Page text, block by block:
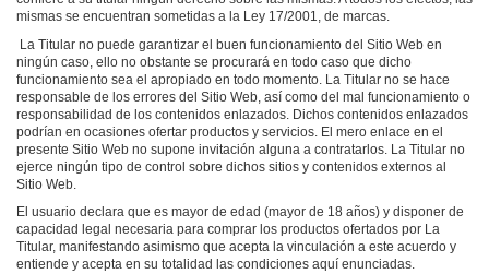
mismas se encuentran sometidas a la Ley 17/2001, de marcas.
La Titular no puede garantizar el buen funcionamiento del Sitio Web en
ningún caso, ello no obstante se procurará en todo caso que dicho
funcionamiento sea el apropiado en todo momento. La Titular no se hace
responsable de los errores del Sitio Web, así como del mal funcionamiento o
responsabilidad de los contenidos enlazados. Dichos contenidos enlazados
podrían en ocasiones ofertar productos y servicios. El mero enlace en el
presente Sitio Web no supone invitación alguna a contratarlos. La Titular no
ejerce ningún tipo de control sobre dichos sitios y contenidos externos al
Sitio Web.
El usuario declara que es mayor de edad (mayor de 18 años) y disponer de
capacidad legal necesaria para comprar los productos ofertados por La
Titular, manifestando asimismo que acepta la vinculación a este acuerdo y
entiende y acepta en su totalidad las condiciones aquí enunciadas.